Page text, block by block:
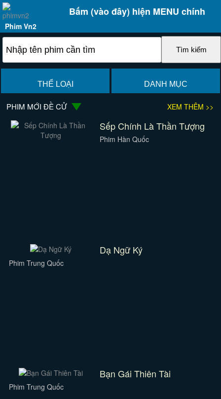
Bấm (vào đây) hiện MENU chính
Phim Vn2
THỂ LOẠI DANH MỤC
PHIM MỚI ĐỀ CỬ XEM THÊM >>
Sếp Chính Là Thần Tượng
Phim Hàn Quốc
Dạ Ngữ Ký
Phim Trung Quốc
Bạn Gái Thiên Tài
Phim Trung Quốc